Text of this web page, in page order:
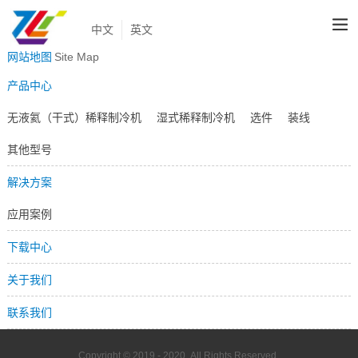
中文 英文
网站地图 Site Map
产品中心
无液氦（干式）稀释制冷机 湿式稀释制冷机 选件 装线
其他型号
解决方案
应用案例
下载中心
关于我们
联系我们
Copyright © 2019 - 2020 All Rights Reserved